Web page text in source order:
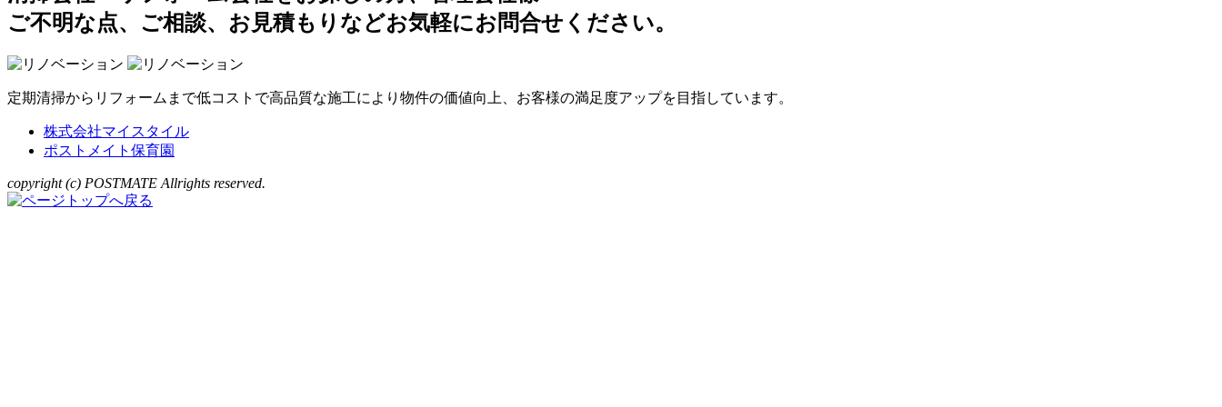
ご不明な点、ご相談、お見積もりなどお気軽にお問合せください。
定期清掃からリフォームまで低コストで高品質な施工により物件の価値向上、お客様の満足度アップを目指しています。
株式会社マイスタイル
ポストメイト保育園
copyright (c) POSTMATE Allrights reserved.